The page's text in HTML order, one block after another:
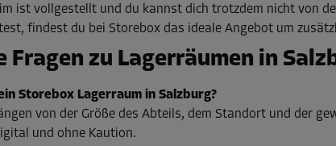
ist vollgestellt und du kannst dich trotzdem nicht von
findest du bei Storebox das ideale Angebot um
Fragen zu Lagerräumen in
Storebox Lagerraum in Salzburg?
von der Größe des Abteils, dem Standort und der
und ohne Kaution.